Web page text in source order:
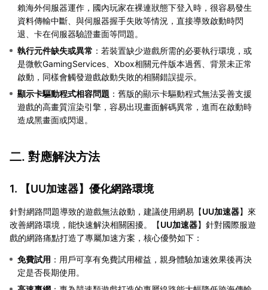
賴海外伺服器運作，國內玩家在裸連狀態下登入時，很容易發生
資料傳輸中斷、與伺服器握手失敗等情況，直接導致啟動時閃
退、卡在伺服器驗證畫面等問題。
執行元件缺失或異常 ：若裝置缺少遊戲所需的必要執行環境，或
是微軟GamingServices、Xbox相關元件版本過舊、背景未正常
啟動，同樣會觸發遊戲啟動失敗的相關錯誤提示。
顯示卡驅動程式相容問題 ：舊版的顯示卡驅動程式無法妥善支援
遊戲的高畫質渲染引擎，容易出現畫面解碼異常，進而在啟動時
造成黑畫面或閃退。
二. 對應解決方法
1. 【UU加速器】優化網路環境
針對網路問題導致的遊戲無法啟動，建議使用網易【UU加速器】來
改善網路環境，能快速解決相關困擾。【UU加速器】針對國際服遊
戲的網路痛點打造了專屬加速方案，核心優勢如下：
免費試用 ：用戶可享有免費試用權益，親身體驗加速效果後再決
定是否長期使用。